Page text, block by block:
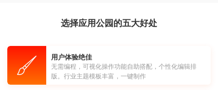
选择应用公园的五大好处
用户体验绝佳
无需编程，可视化操作功能自助搭配，个性化编辑排
版。行业主题模板丰富，一键制作